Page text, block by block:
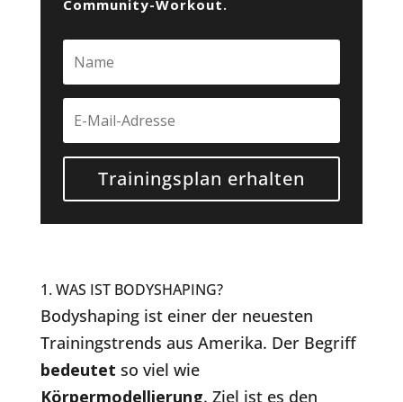
Community-Workout.
Trainingsplan erhalten
1. WAS IST BODYSHAPING?
Bodyshaping ist einer der neuesten
Trainingstrends aus Amerika. Der Begriff
bedeutet so viel wie
Körpermodellierung. Ziel ist es den